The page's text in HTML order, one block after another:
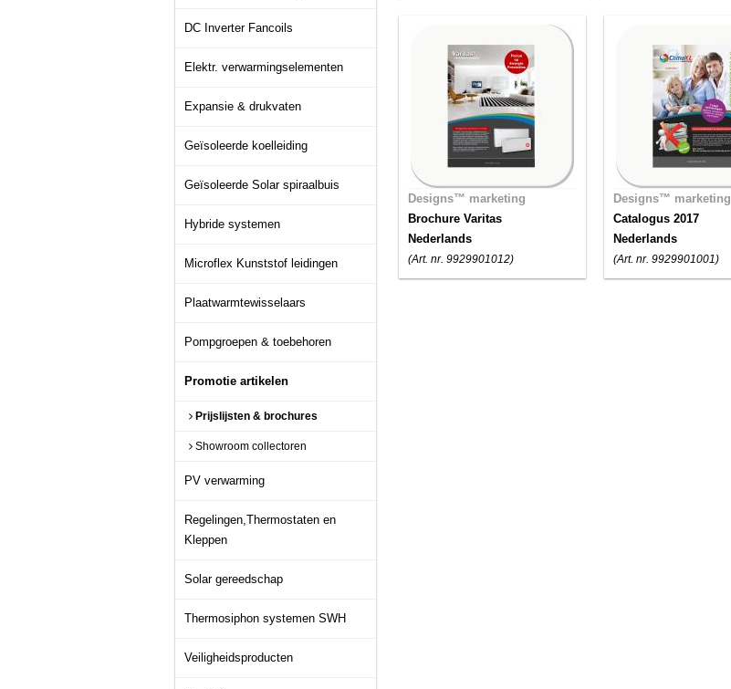
DC Inverter Fancoils
Elektr. verwarmingselementen
Expansie & drukvaten
Geïsoleerde koelleiding
Geïsoleerde Solar spiraalbuis
Hybride systemen
Microflex Kunststof leidingen
Plaatwarmtewisselaars
Pompgroepen & toebehoren
Promotie artikelen
Prijslijsten & brochures
Showroom collectoren
PV verwarming
Regelingen,Thermostaten en
Kleppen
Solar gereedschap
Thermosiphon systemen SWH
Veiligheidsproducten
Designs™ marketing
Brochure Varitas
Nederlands
(Art. nr. 9929901012)
Designs™ marketing
Catalogus 2017
Nederlands
(Art. nr. 9929901001)